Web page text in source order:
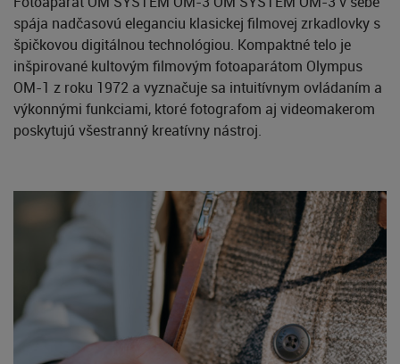
spája nadčasovú eleganciu klasickej filmovej zrkadlovky s
špičkovou digitálnou technológiou. Kompaktné telo je
inšpirované kultovým filmovým fotoaparátom Olympus
OM-1 z roku 1972 a vyznačuje sa intuitívnym ovládaním a
výkonnými funkciami, ktoré fotografom aj videomakerom
poskytujú všestranný kreatívny nástroj.